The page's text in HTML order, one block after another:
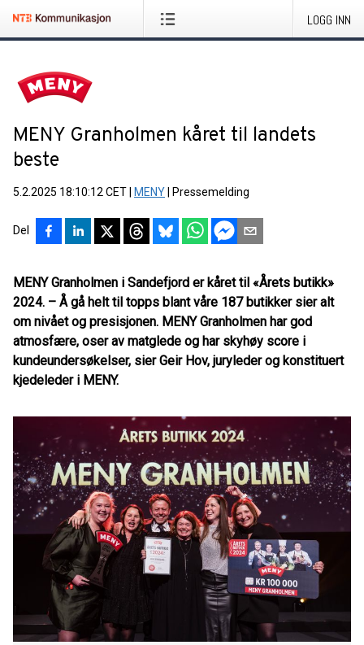
LOGG INN
MENY Granholmen kåret til landets
beste
5.2.2025 18:10:12 CET MENY Pressemelding
Del
MENY Granholmen i Sandefjord er kåret til «Årets butikk»
2024. – Å gå helt til topps blant våre 187 butikker sier alt
om nivået og presisjonen. MENY Granholmen har god
atmosfære, oser av matglede og har skyhøy score i
kundeundersøkelser, sier Geir Hov, juryleder og konstituert
kjedeleder i MENY.